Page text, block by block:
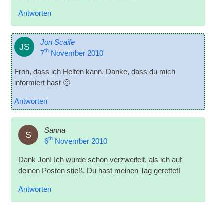
Antworten
JS
Jon Scaife
7th November 2010
Froh, dass ich Helfen kann. Danke, dass du mich
informiert hast 🙂
Antworten
S
Sanna
6thNovember 2010
Dank Jon! Ich wurde schon verzweifelt, als ich auf
deinen Posten stieß. Du hast meinen Tag gerettet!
Antworten